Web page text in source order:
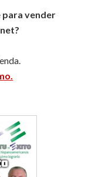
para vender